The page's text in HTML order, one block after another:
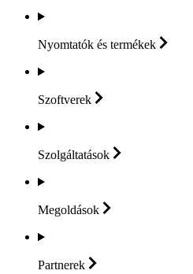
Nyomtatók és termékek
Szoftverek
Szolgáltatások
Megoldások
Partnerek